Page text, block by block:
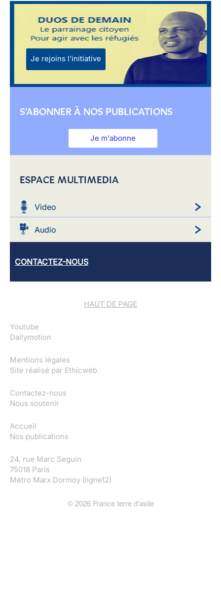
Je rejoins l'initiative
S'ABONNER À NOS PUBLICATIONS
Je m'abonne
ESPACE MULTIMEDIA
Video
Audio
CONTACTEZ-NOUS
HAUT DE PAGE
Youtube
Dailymotion
Mentions légales
Site réalisé par Ethicweb
Contactez-nous
Nous soutenir
Accueil
Nos publications
24, rue Marc Seguin
75018 Paris
Métro Marx Dormoy (ligne12)
© 2026France terre d'asile